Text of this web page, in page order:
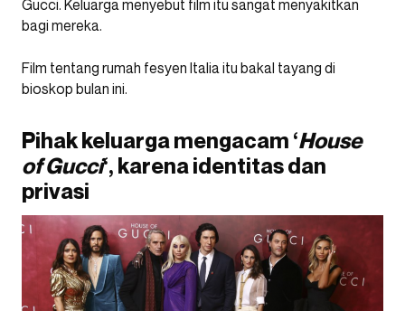
Gucci. Keluarga menyebut film itu sangat menyakitkan
bagi mereka.
Film tentang rumah fesyen Italia itu bakal tayang di
bioskop bulan ini.
Pihak keluarga mengacam ‘House
of Gucci‘, karena identitas dan
privasi